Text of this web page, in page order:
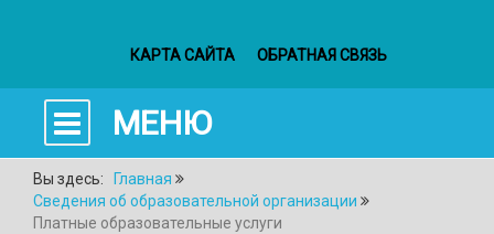
КАРТА САЙТА ОБРАТНАЯ СВЯЗЬ
МЕНЮ
Вы здесь:
Главная
Сведения об образовательной организации
Платные образовательные услуги